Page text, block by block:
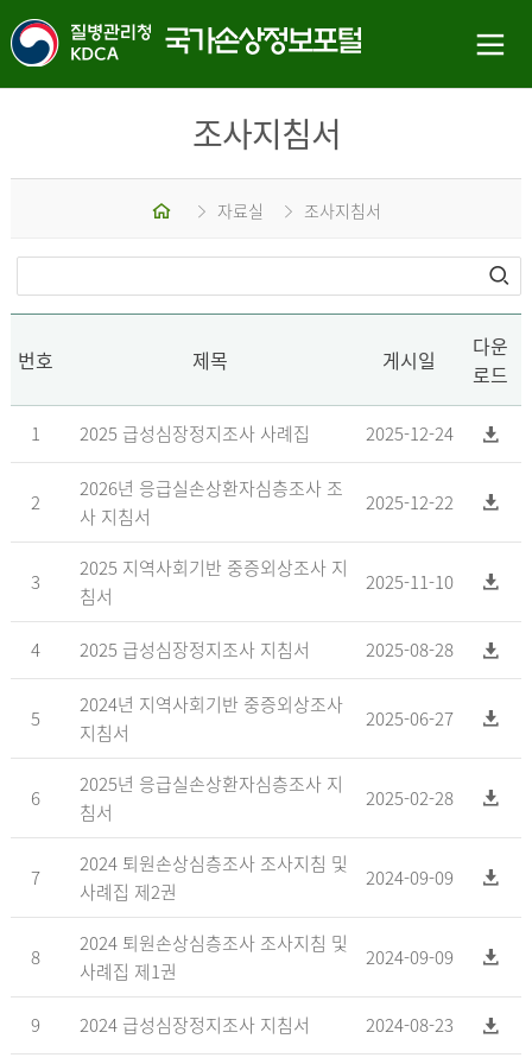
조사지침서
홈 자료실 조사지침서
번호 제목 게시일
다운
로드
1 2025 급성심장정지조사 사례집 2025-12-24
2
2026년 응급실손상환자심층조사 조
사 지침서
2025-12-22
3
2025 지역사회기반 중증외상조사 지
침서
2025-11-10
4 2025 급성심장정지조사 지침서 2025-08-28
5
2024년 지역사회기반 중증외상조사
지침서
2025-06-27
6
2025년 응급실손상환자심층조사 지
침서
2025-02-28
7
2024 퇴원손상심층조사 조사지침 및
사례집 제2권
2024-09-09
8
2024 퇴원손상심층조사 조사지침 및
사례집 제1권
2024-09-09
9 2024 급성심장정지조사 지침서 2024-08-23